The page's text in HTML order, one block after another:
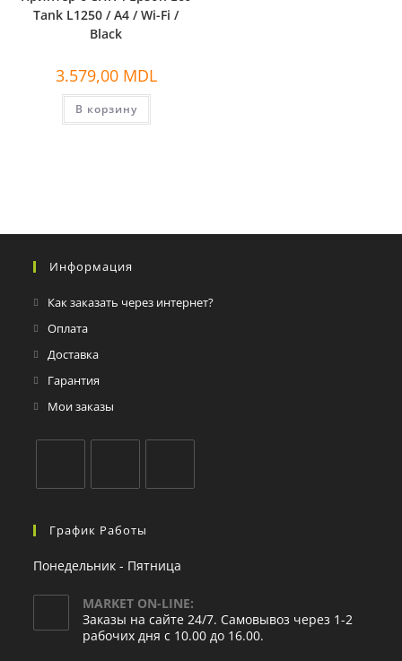
Tank L1250 / A4 / Wi-Fi /
Black
3.579,00 MDL
В корзину
Информация
Как заказать через интернет?
Оплата
Доставка
Гарантия
Мои заказы
График Работы
Понедельник - Пятница
MARKET ON-LINE:
Заказы на сайте 24/7. Самовывоз через 1-2
рабочих дня с 10.00 до 16.00.